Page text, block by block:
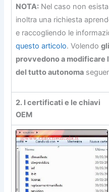
NOTA: Nel caso non
inoltra una richiesta
e raccogliendo le
questo articolo. Volendo
provvedono a modificare
del tutto autonoma
2. I certificati e le chiavi
OEM